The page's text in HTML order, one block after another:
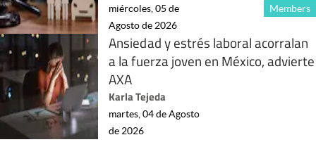
Members
miércoles, 05 de
Agosto de 2026
Ansiedad y estrés laboral acorralan
a la fuerza joven en México, advierte
AXA
Karla Tejeda
martes, 04 de Agosto
de 2026